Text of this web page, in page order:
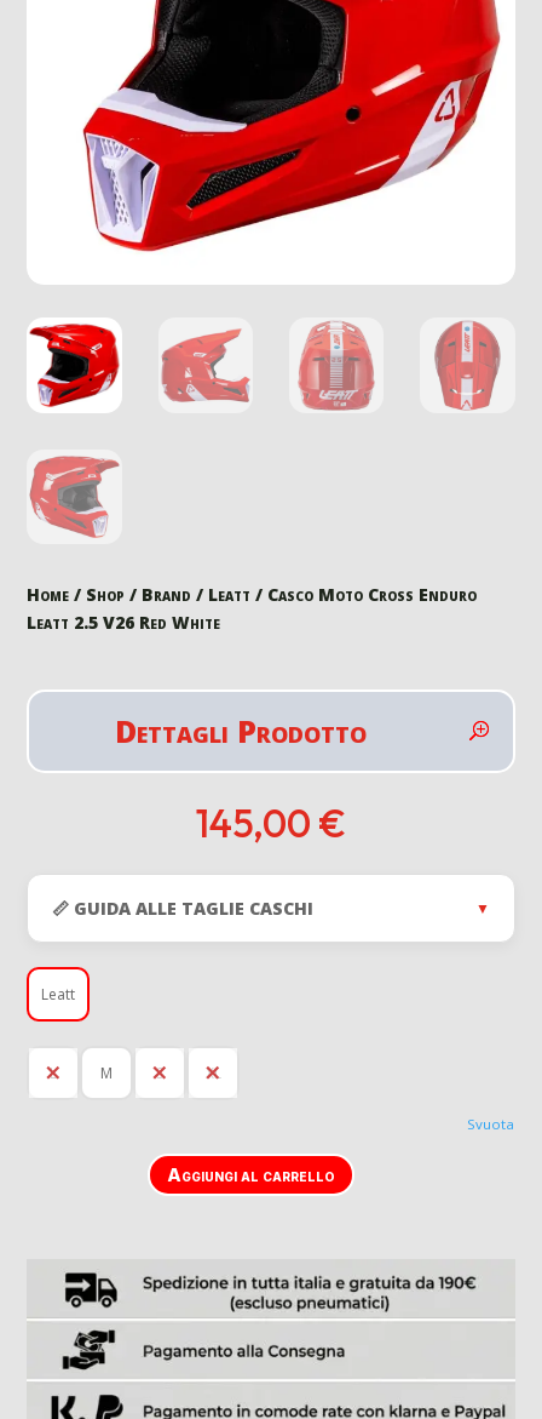
Home / Shop / Brand / Leatt / Casco Moto Cross Enduro
Leatt 2.5 V26 Red White
Dettagli Prodotto
145,00 €
📏 GUIDA ALLE TAGLIE CASCHI ▼
Leatt
L M S XL
Svuota
Aggiungi al carrello